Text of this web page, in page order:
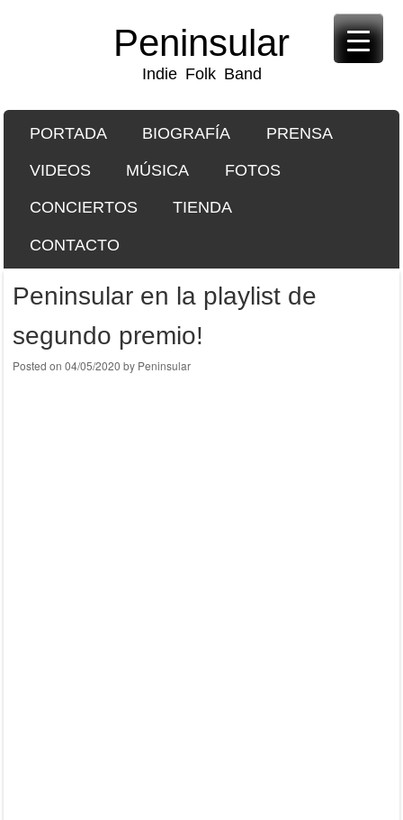
Peninsular
Indie Folk Band
Menu
SKIP TO CONTENT
PORTADA BIOGRAFÍA PRENSA
VIDEOS MÚSICA FOTOS
CONCIERTOS TIENDA
CONTACTO
Peninsular en la playlist de
segundo premio!
Posted on 04/05/2020 by Peninsular